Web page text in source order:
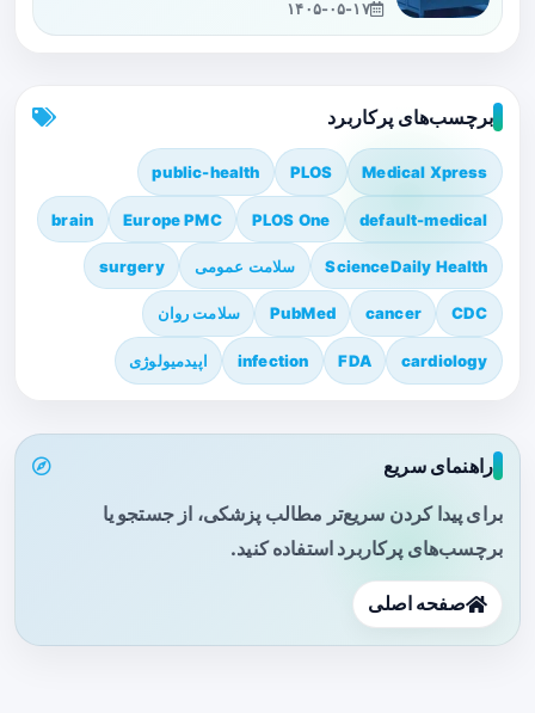
۱۴۰۵-۰۵-۱۷
برچسب‌های پرکاربرد
Medical Xpress
PLOS
public-health
default-medical
PLOS One
Europe PMC
brain
ScienceDaily Health سلامت عمومی surgery
CDC
cancer
PubMed سلامت روان
cardiology
FDA
infection اپیدمیولوژی
راهنمای سریع
برای پیدا کردن سریع‌تر مطالب پزشکی، از جستجو یا
برچسب‌های پرکاربرد استفاده کنید.
صفحه اصلی